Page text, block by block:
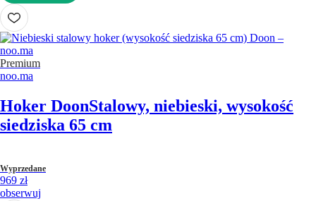
DO KOSZYKA
Premium
noo.ma
Hoker DoonStalowy, niebieski, wysokość
siedziska 65 cm
Wyprzedane
969 zł
obserwuj